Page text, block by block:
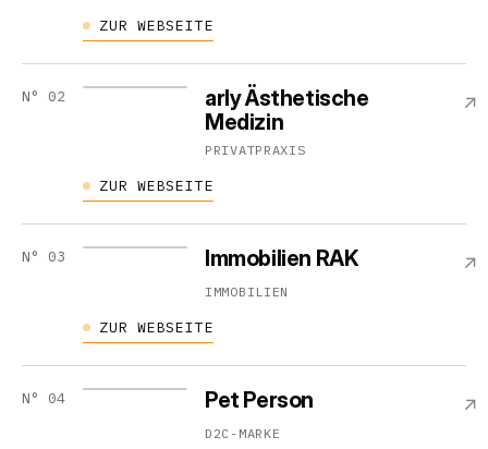
ZUR WEBSEITE
N° 02
arly Ästhetische
Medizin
PRIVATPRAXIS
ZUR WEBSEITE
↗
N° 03 Immobilien RAK
IMMOBILIEN
ZUR WEBSEITE
↗
N° 04 Pet Person
D2C-MARKE
↗